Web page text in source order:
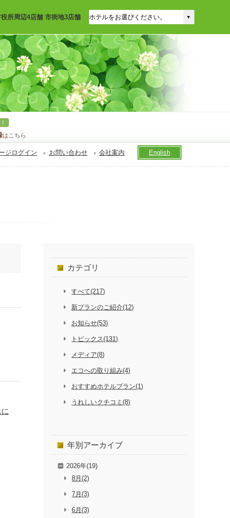
所周辺4店舗 市街地3店舗
はこちら
ジログイン お問い合わせ 会社案内 English
カテゴリ
すべて(217)
新プランのご紹介(12)
お知らせ(53)
トピックス(131)
メディア(8)
エコへの取り組み(4)
おすすめホテルプラン(1)
うれしいクチコミ(8)
年別アーカイブ
2026年(19)
8月(2)
7月(3)
6月(3)